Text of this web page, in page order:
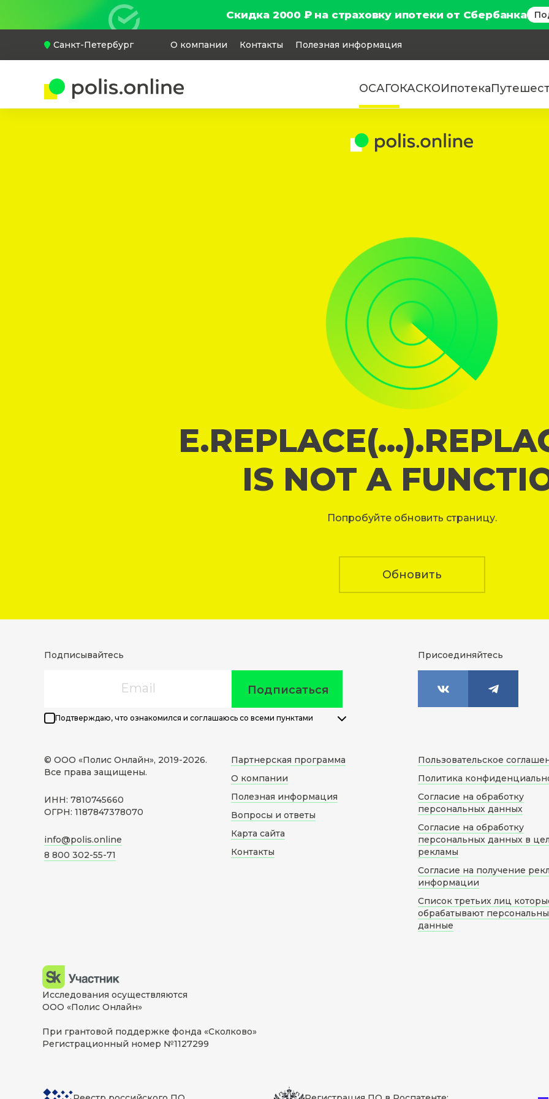
Скидка 2000 ₽ на страховку ипотеки от Сбербанка
Санкт-Петербург О компании Контакты Полезная информация
ОСАГОКАСКОИпотека
IS NOT A
Попробуйте обновить страницу.
Обновить
Подписывайтесь
Подписаться
Подтверждаю, что ознакомился и соглашаюсь со всеми пунктами
Присоединяйтесь
© ООО «Полис Онлайн», 2019-2026.
Все права защищены.
ИНН: 7810745660
ОГРН: 1187847378070
info@polis.online
8 800 302-55-71
Партнерская программа
О компании
Полезная информация
Вопросы и ответы
Карта сайта
Контакты
Пользовательское
Политика
Согласие на обработку
персональных данных
Согласие на обработку
персональных данных в
рекламы
Согласие на получение
информации
Список третьих лиц
обрабатывают
данные
Исследования осуществляются
ООО «Полис Онлайн»
При грантовой поддержке фонда «Сколково»
Регистрационный номер №1127299